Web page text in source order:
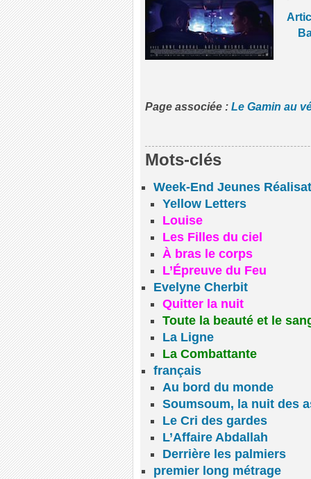
Page associée : Le Gamin au
Mots-clés
Week-End Jeunes
Yellow Letters
Louise
Les Filles du ciel
À bras le corps
L’Épreuve du Feu
Evelyne Cherbit
Quitter la nuit
Toute la beauté et le
La Ligne
La Combattante
français
Au bord du monde
Soumsoum, la nuit des
Le Cri des gardes
L’Affaire Abdallah
Derrière les palmiers
premier long métrage